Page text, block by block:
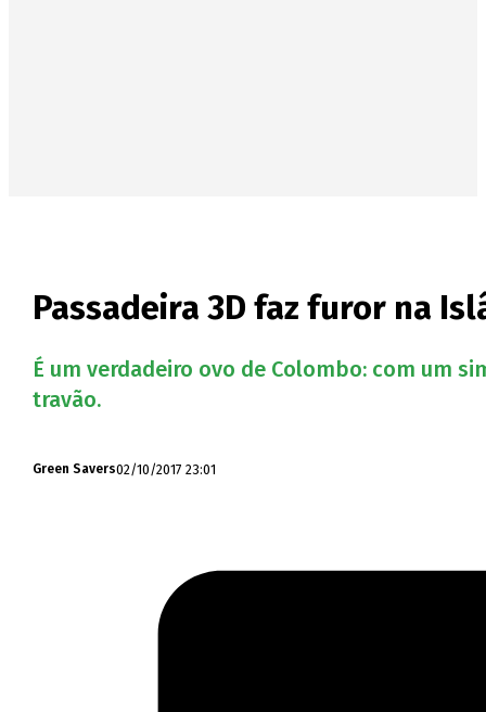
Passadeira 3D faz furor na
É um verdadeiro ovo de Colombo: com um
travão.
Green Savers02/10/2017 23:01